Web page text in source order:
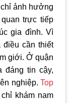
ảnh hưởng
trực tiếp
gia đình. Vì
điều cần thiết
giới. Ở quận
đáng tin cậy,
nghiệp. Top
khám nam